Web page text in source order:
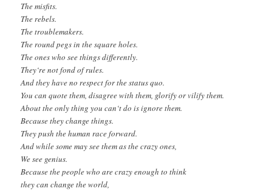
The misfits.
The rebels.
The troublemakers.
The round pegs in the square holes.
The ones who see things differently.
They‘re not fond of rules.
And they have no respect for the status quo.
You can quote them, disagree with them, glorify or vilify them.
About the only thing you can‘t do is ignore them.
Because they change things.
They push the human race forward.
And while some may see them as the crazy ones,
We see genius.
Because the people who are crazy enough to think
they can change the world,